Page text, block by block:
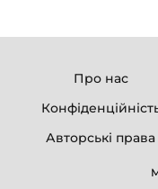
Про нас
Авторські права